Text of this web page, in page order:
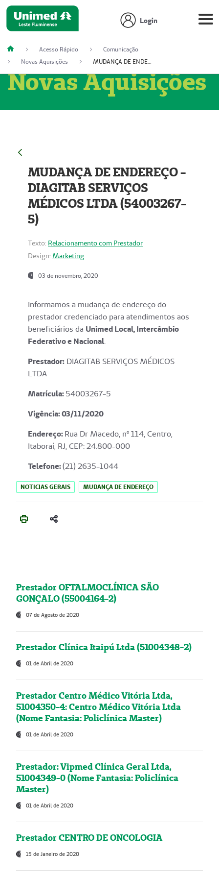
Login
Acesso Rápido
Comunicação
Novas Aquisições
MUDANÇA DE ENDEREÇO - DIAGITAB SERVIÇOS MÉDICOS LTDA (54003267-5)
Novas Aquisições
MUDANÇA DE ENDEREÇO -
DIAGITAB SERVIÇOS
MÉDICOS LTDA (54003267-
5)
Texto: Relacionamento com Prestador
Design: Marketing
03 de novembro, 2020
Informamos a mudança de endereço do
prestador credenciado para atendimentos aos
beneficiários da Unimed Local, Intercâmbio
Federativo e Nacional.
Prestador: DIAGITAB SERVIÇOS MÉDICOS
LTDA
Matrícula:54003267-5
Vigência: 03/11/2020
Endereço:Rua Dr Macedo, nº 114, Centro,
Itaboraí, RJ, CEP: 24.800-000
Telefone:(21) 2635-1044
NOTICIAS GERAIS MUDANÇA DE ENDEREÇO
Prestador OFTALMOCLÍNICA SÃO
GONÇALO (55004164-2)
07 de Agosto de 2020
Prestador Clínica Itaipú Ltda (51004348-2)
01 de Abril de 2020
Prestador Centro Médico Vitória Ltda,
51004350-4: Centro Médico Vitória Ltda
(Nome Fantasia: Policlínica Master)
01 de Abril de 2020
Prestador: Vipmed Clínica Geral Ltda,
51004349-0 (Nome Fantasia: Policlínica
Master)
01 de Abril de 2020
Prestador CENTRO DE ONCOLOGIA
15 de Janeiro de 2020